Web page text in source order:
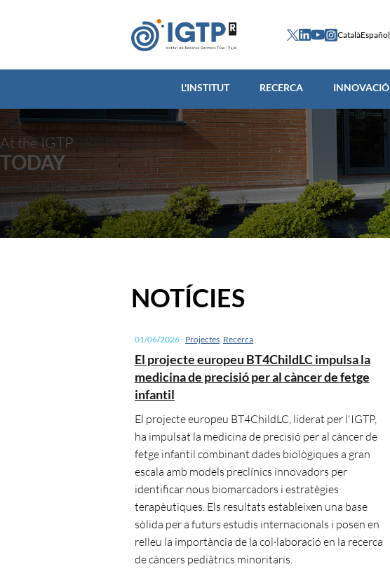
CatalàEspañol
L'INSTITUT RECERCA INNOVACIÓ
At the IGTP
TODAY
NOTÍCIES
01/06/2026- Projectes, Recerca
El projecte europeu BT4ChildLC impulsa la
medicina de precisió per al càncer de fetge
infantil
El projecte europeu BT4ChildLC, liderat per l'IGTP,
ha impulsat la medicina de precisió per al càncer de
fetge infantil combinant dades biològiques a gran
escala amb models preclínics innovadors per
identificar nous biomarcadors i estratègies
terapèutiques. Els resultats estableixen una base
sòlida per a futurs estudis internacionals i posen en
relleu la importància de la col·laboració en la recerca
de càncers pediàtrics minoritaris.